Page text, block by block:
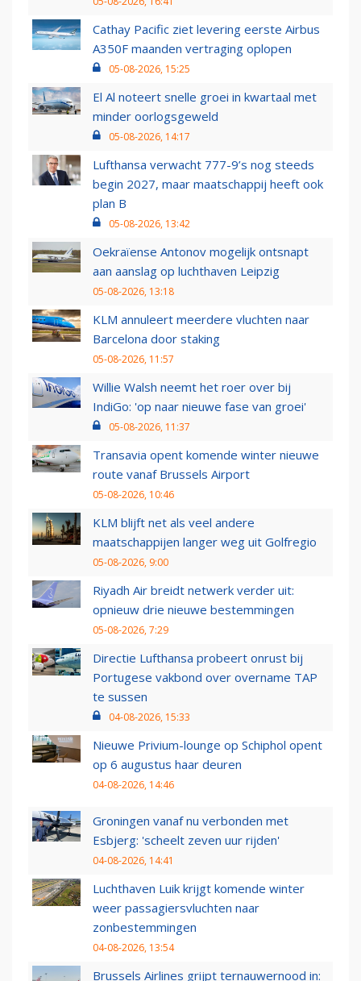
Cathay Pacific ziet levering eerste Airbus
A350F maanden vertraging oplopen
05-08-2026, 15:25
El Al noteert snelle groei in kwartaal met
minder oorlogsgeweld
05-08-2026, 14:17
Lufthansa verwacht 777-9’s nog steeds
begin 2027, maar maatschappij heeft ook
plan B
05-08-2026, 13:42
Oekraïense Antonov mogelijk ontsnapt
aan aanslag op luchthaven Leipzig
05-08-2026, 13:18
KLM annuleert meerdere vluchten naar
Barcelona door staking
05-08-2026, 11:57
Willie Walsh neemt het roer over bij
IndiGo: 'op naar nieuwe fase van groei'
05-08-2026, 11:37
Transavia opent komende winter nieuwe
route vanaf Brussels Airport
05-08-2026, 10:46
KLM blijft net als veel andere
maatschappijen langer weg uit Golfregio
05-08-2026, 9:00
Riyadh Air breidt netwerk verder uit:
opnieuw drie nieuwe bestemmingen
05-08-2026, 7:29
Directie Lufthansa probeert onrust bij
Portugese vakbond over overname TAP
te sussen
04-08-2026, 15:33
Nieuwe Privium-lounge op Schiphol opent
op 6 augustus haar deuren
04-08-2026, 14:46
Groningen vanaf nu verbonden met
Esbjerg: 'scheelt zeven uur rijden'
04-08-2026, 14:41
Luchthaven Luik krijgt komende winter
weer passagiersvluchten naar
zonbestemmingen
04-08-2026, 13:54
Brussels Airlines grijpt ternauwernood in: